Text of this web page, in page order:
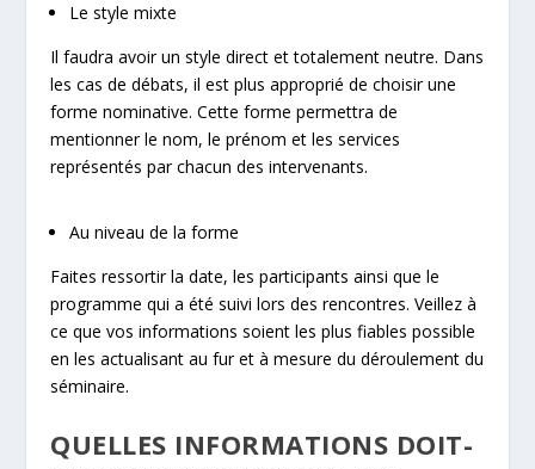
Le style mixte
Il faudra avoir un style direct et totalement neutre. Dans
les cas de débats, il est plus approprié de choisir une
forme nominative. Cette forme permettra de
mentionner le nom, le prénom et les services
représentés par chacun des intervenants.
Au niveau de la forme
Faites ressortir la date, les participants ainsi que le
programme qui a été suivi lors des rencontres. Veillez à
ce que vos informations soient les plus fiables possible
en les actualisant au fur et à mesure du déroulement du
séminaire.
QUELLES INFORMATIONS DOIT-